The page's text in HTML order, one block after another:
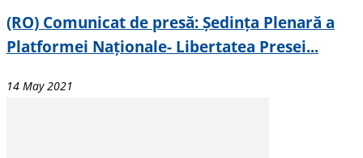
(RO) Comunicat de presă: Ședința Plenară a
Platformei Naționale- Libertatea Presei...
14 May 2021